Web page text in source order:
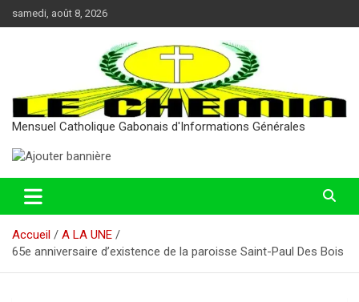
au
samedi, août 8, 2026
Mensuel Catholique Gabonais d'Informations Générales
Accueil
A LA UNE
65e anniversaire d’existence de la paroisse Saint-Paul Des Bois